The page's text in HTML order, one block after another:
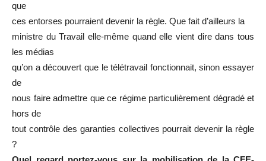
que
ces entorses pourraient devenir la règle. Que fait d’ailleurs la
ministre du Travail elle-même quand elle vient dire dans tous
les médias
qu’on a découvert que le télétravail fonctionnait, sinon essayer
de
nous faire admettre que ce régime particulièrement dégradé et
hors de
tout contrôle des garanties collectives pourrait devenir la règle
?